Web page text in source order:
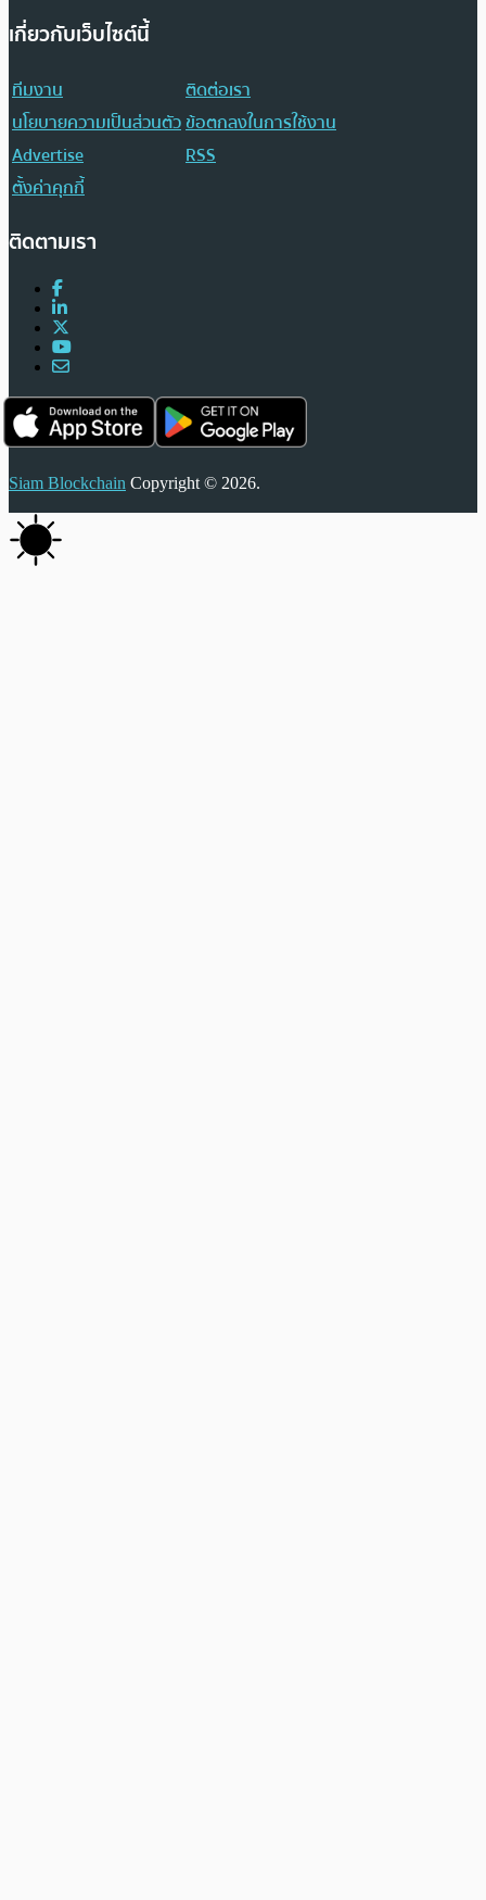
เกี่ยวกับเว็บไซต์นี้
ทีมงาน
ติดต่อเรา
นโยบายความเป็นส่วนตัวข้อตกลงในการใช้งาน
Advertise
RSS
ตั้งค่าคุกกี้
ติดตามเรา
Siam Blockchain Copyright © 2026.